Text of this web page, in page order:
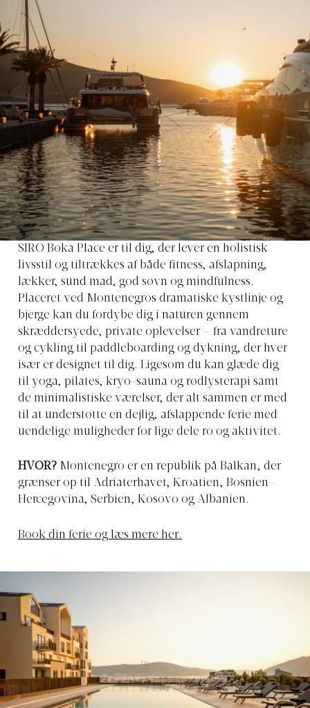
SIRO Boka Place er til dig, der lever en holistisk
livsstil og tiltrækkes af både fitness, afslapning,
lækker, sund mad, god søvn og mindfulness.
Placeret ved Montenegros dramatiske kystlinje og
bjerge kan du fordybe dig i naturen gennem
skræddersyede, private oplevelser – fra vandreture
og cykling til paddleboarding og dykning, der hver
især er designet til dig. Ligesom du kan glæde dig
til yoga, pilates, kryo-sauna og rødlysterapi samt
de minimalistiske værelser, der alt sammen er med
til at understøtte en dejlig, afslappende ferie med
uendelige muligheder for lige dele ro og aktivitet.
HVOR? Montenegro er en republik på Balkan, der
grænser op til Adriaterhavet, Kroatien, Bosnien-
Hercegovina, Serbien, Kosovo og Albanien.
Book din ferie og læs mere her.